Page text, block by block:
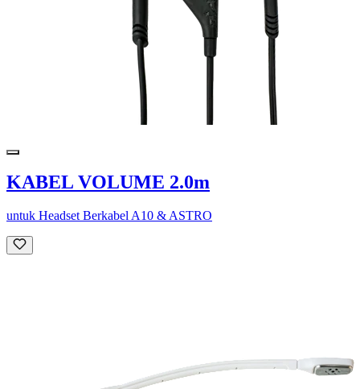
KABEL VOLUME 2.0m
untuk Headset Berkabel A10 & ASTRO